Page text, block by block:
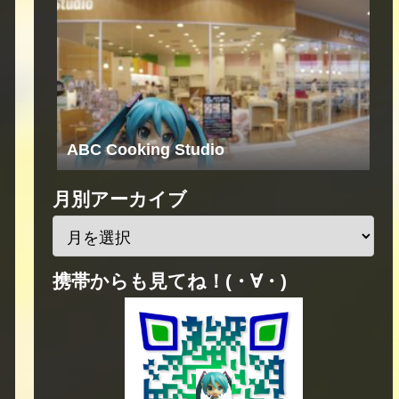
ABC Cooking Studio
月別アーカイブ
携帯からも見てね！(・∀・)